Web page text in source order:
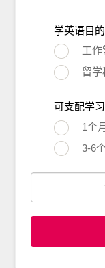
学英语目的
工作
留学
可支配学
1个月
3-6